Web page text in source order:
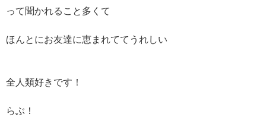
って聞かれること多くて
ほんとにお友達に恵まれててうれしい
全人類好きです！
らぶ！